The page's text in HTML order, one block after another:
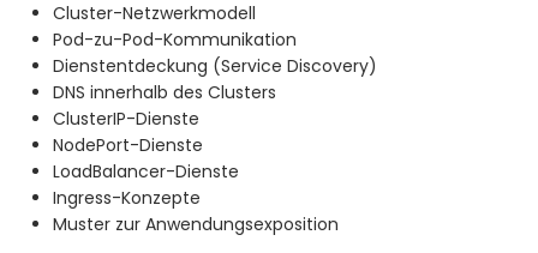
Cluster-Netzwerkmodell
Pod-zu-Pod-Kommunikation
Dienstentdeckung (Service Discovery)
DNS innerhalb des Clusters
ClusterIP-Dienste
NodePort-Dienste
LoadBalancer-Dienste
Ingress-Konzepte
Muster zur Anwendungsexposition